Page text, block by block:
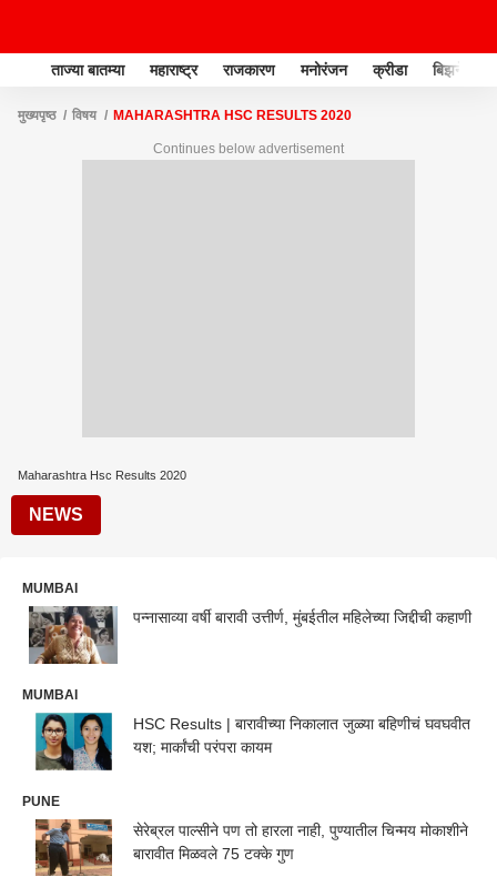
ताज्या बातम्या महाराष्ट्र राजकारण मनोरंजन क्रीडा बिझनेस
मुख्यपृष्ठ विषय MAHARASHTRA HSC RESULTS 2020
Continues below advertisement
Maharashtra Hsc Results 2020
NEWS
MUMBAI
पन्नासाव्या वर्षी बारावी उत्तीर्ण, मुंबईतील महिलेच्या जिद्दीची कहाणी
MUMBAI
HSC Results | बारावीच्या निकालात जुळ्या बहिणीचं घवघवीत
यश; मार्कांची परंपरा कायम
PUNE
सेरेब्रल पाल्सीने पण तो हारला नाही, पुण्यातील चिन्मय मोकाशीने
बारावीत मिळवले 75 टक्के गुण